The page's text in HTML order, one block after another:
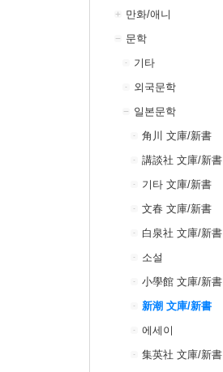
만화/애니
문학
기타
외국문학
일본문학
角川 文庫/新書
講談社 文庫/新書
기타 文庫/新書
文春 文庫/新書
白泉社 文庫/新書
소설
小學館 文庫/新書
新潮 文庫/新書
에세이
集英社 文庫/新書